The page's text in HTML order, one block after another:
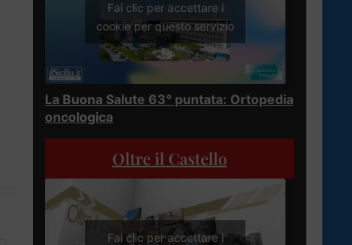
Fai clic per accettare i
cookie per questo servizio
La Buona Salute 63° puntata: Ortopedia
oncologica
Oltre il Castello
Fai clic per accettare i